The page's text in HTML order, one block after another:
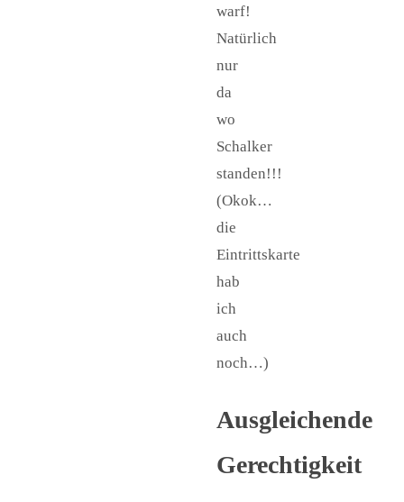
warf!
Natürlich
nur
da
wo
Schalker
standen!!!
(Okok…
die
Eintrittskarte
hab
ich
auch
noch…)
Ausgleichende
Gerechtigkeit